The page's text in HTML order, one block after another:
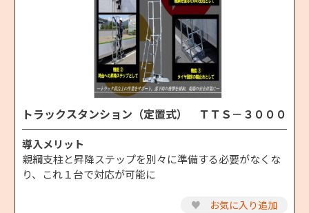
トラックスタンション（定置式） ＴＴＳ－３０００
導入メリット
親綱支柱と昇降ステップを別々に準備する必要がなくな
り、これ１台で対応が可能に
♥ お気に入り追加